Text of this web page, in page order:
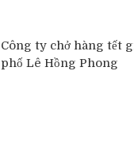
Công ty chở hàng tết
phố Lê Hồng Phong